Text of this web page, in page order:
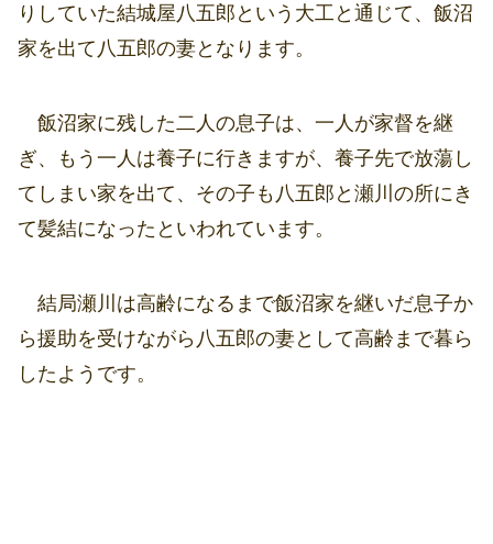
りしていた結城屋八五郎という大工と通じて、飯沼
家を出て八五郎の妻となります。
飯沼家に残した二人の息子は、一人が家督を継
ぎ、もう一人は養子に行きますが、養子先で放蕩し
てしまい家を出て、その子も八五郎と瀬川の所にき
て髪結になったといわれています。
結局瀬川は高齢になるまで飯沼家を継いだ息子か
ら援助を受けながら八五郎の妻として高齢まで暮ら
したようです。